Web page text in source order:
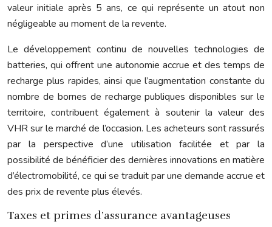
valeur initiale après 5 ans, ce qui représente un atout non
négligeable au moment de la revente.
Le développement continu de nouvelles technologies de
batteries, qui offrent une autonomie accrue et des temps de
recharge plus rapides, ainsi que l’augmentation constante du
nombre de bornes de recharge publiques disponibles sur le
territoire, contribuent également à soutenir la valeur des
VHR sur le marché de l’occasion. Les acheteurs sont rassurés
par la perspective d’une utilisation facilitée et par la
possibilité de bénéficier des dernières innovations en matière
d’électromobilité, ce qui se traduit par une demande accrue et
des prix de revente plus élevés.
Taxes et primes d’assurance avantageuses